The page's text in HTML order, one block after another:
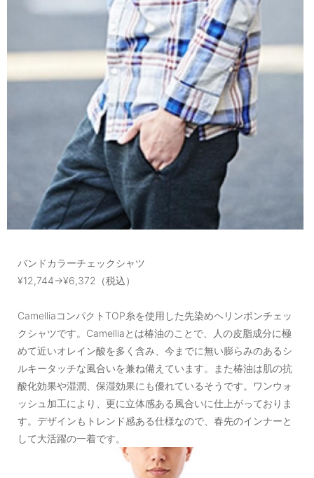
バンドカラーチェックシャツ
¥12,744→¥6,372（税込）
CamelliaコンパクトTOP糸を使用した先染めヘリンボンチェッ
クシャツです。Camelliaとは椿油のことで、人の皮脂成分に極
めて近いオレイン酸を多く含み、今までに無い膨らみのあるシ
ルキータッチな風合いを兼ね備えています。また椿油は肌の抗
酸化効果や湿潤、保湿効果にも優れているそうです。ワンウォ
ッシュ加工により、更に立体感ある風合いに仕上がっておりま
す。デザインもトレンド感ある仕様なので、春先のインナーと
して大活躍の一着です。